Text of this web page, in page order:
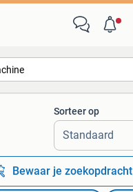
Alle afstanden…
Sorteer op
Bewaar je zoekopdracht